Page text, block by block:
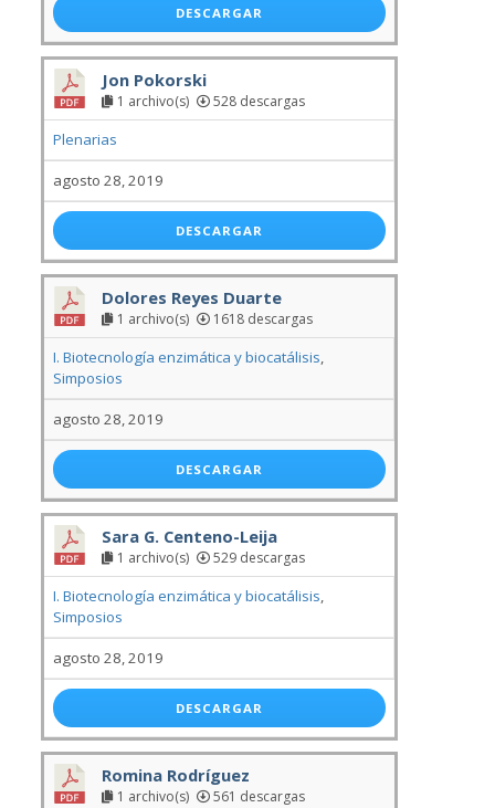
DESCARGAR
Jon Pokorski
1 archivo(s) 528 descargas
Plenarias
agosto 28, 2019
DESCARGAR
Dolores Reyes Duarte
1 archivo(s) 1618 descargas
I. Biotecnología enzimática y biocatálisis,
Simposios
agosto 28, 2019
DESCARGAR
Sara G. Centeno-Leija
1 archivo(s) 529 descargas
I. Biotecnología enzimática y biocatálisis,
Simposios
agosto 28, 2019
DESCARGAR
Romina Rodríguez
1 archivo(s) 561 descargas